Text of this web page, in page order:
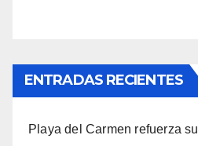
ENTRADAS RECIENTES
Playa del Carmen refuerza